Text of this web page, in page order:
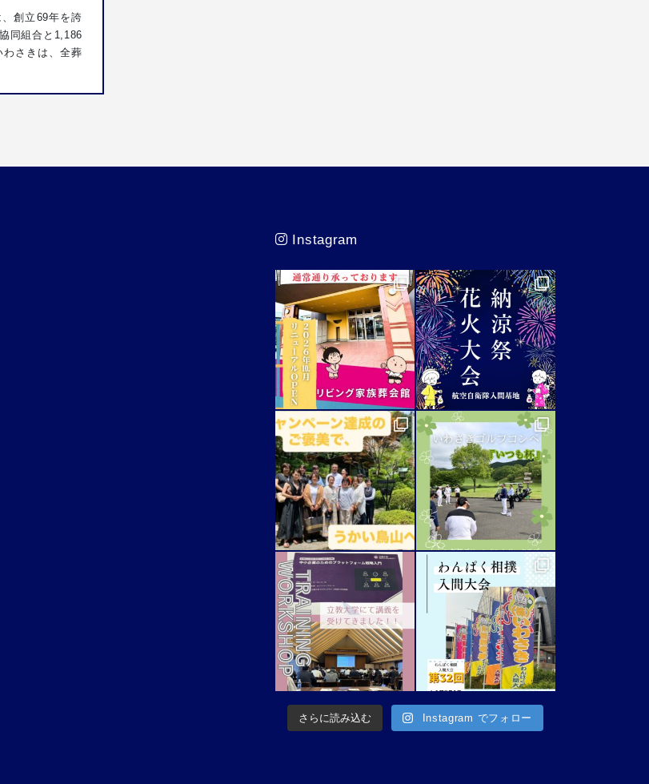
創立69年を誇
同組合と1,186
さきは、全葬
Instagram
さらに読み込む Instagram でフォロー